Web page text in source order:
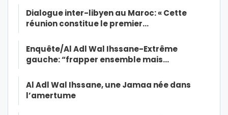
Dialogue inter-libyen au Maroc: « Cette
réunion constitue le premier…
Enquête/Al Adl Wal Ihssane-Extrême
gauche: “frapper ensemble mais…
Al Adl Wal Ihssane, une Jamaa née dans
l’amertume